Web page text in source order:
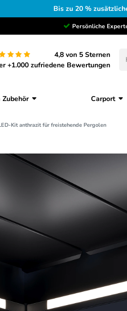
Bis zu 20 %
Persönliche
4,8 von 5 Sternen
+1.000 zufriedene Bewertungen
Zubehör Carport
Kit anthrazit für freistehende Pergolen